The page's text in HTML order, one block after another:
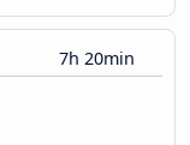
7h 20min